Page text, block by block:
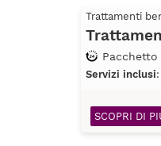
Trattamenti
Pacchetto
Servizi inclusi
SCOPRI DI